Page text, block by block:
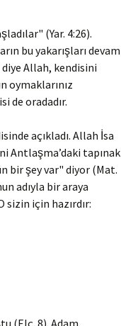
(Yar. 4:26).
bu yakarışları devam
Allah, kendisini
oymaklarınız
de oradadır.
açıkladı. Allah İsa
Antlaşma’daki tapınak
bir şey var" diyor (Mat.
adıyla bir araya
sizin için hazırdır:
(Elç. 8). Adam,